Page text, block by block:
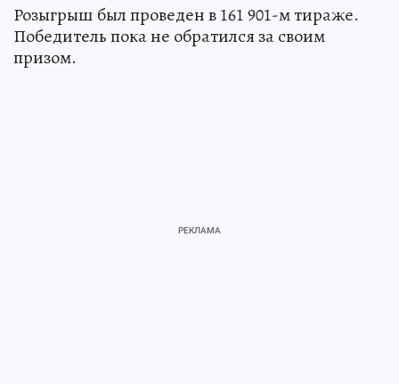
Розыгрыш был проведен в 161 901-м тираже.
Победитель пока не обратился за своим
призом.